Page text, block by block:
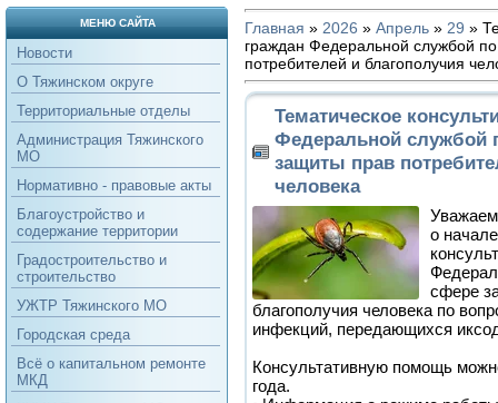
МЕНЮ САЙТА
Новости
О Тяжинском округе
Территориальные отделы
Администрация Тяжинского
МО
Нормативно - правовые акты
Благоустройство и
содержание территории
Градостроительство и
строительство
УЖТР Тяжинского МО
Городская среда
Всё о капитальном ремонте
МКД
Главная » 2026 » Апрель » 29 »
граждан Федеральной службой
потребителей и благополучия
Тематическое
Федеральной службой
защиты прав
человека
о
сфере
благополучия человека по
инфекций, передающихся
Консультативную помощь
года.